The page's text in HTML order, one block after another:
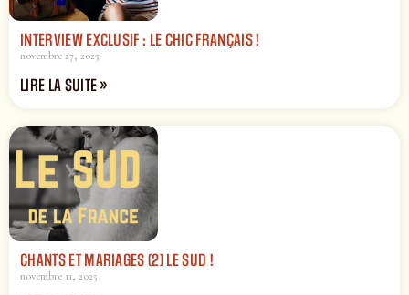
INTERVIEW EXCLUSIF : LE CHIC FRANÇAIS !
novembre 27, 2025
LIRE LA SUITE »
CHANTS ET MARIAGES (2) LE SUD !
novembre 11, 2025